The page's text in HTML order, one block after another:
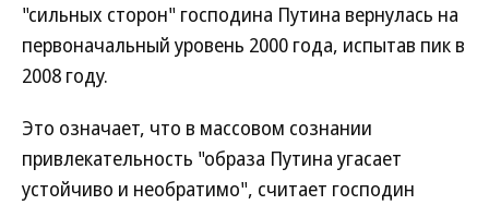
"сильных сторон" господина Путина вернулась на
первоначальный уровень 2000 года, испытав пик в
2008 году.
Это означает, что в массовом сознании
привлекательность "образа Путина угасает
устойчиво и необратимо", считает господин